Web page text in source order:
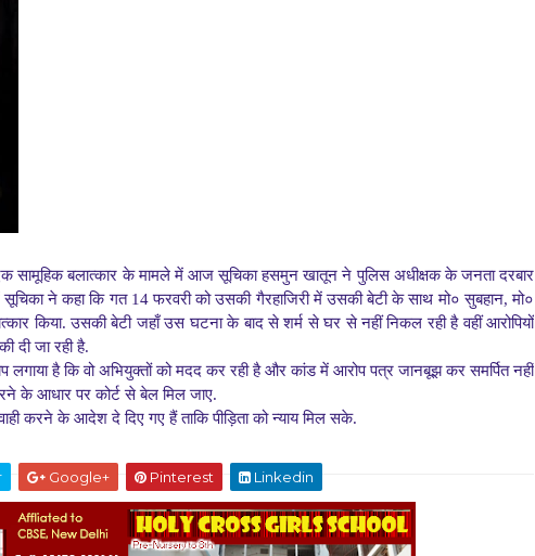
सामूहिक बलात्कार के मामले में आज सूचिका हसमुन खातून ने पुलिस अधीक्षक के जनता दरबार
ने कहा कि गत 14 फरवरी को उसकी गैरहाजिरी में उसकी बेटी के साथ मो० सुबहान, मो०
किया. उसकी बेटी जहाँ उस घटना के बाद से शर्म से घर से नहीं निकल रही है वहीं आरोपियों
दी जा रही है.
है कि वो अभियुक्तों को मदद कर रही है और कांड में आरोप पत्र जानबूझ कर समर्पित नहीं
के आधार पर कोर्ट से बेल मिल जाए.
करने के आदेश दे दिए गए हैं ताकि पीड़िता को न्याय मिल सके.
Google+ Pinterest Linkedin